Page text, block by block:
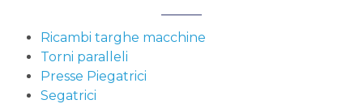
Ricambi targhe macchine
Torni paralleli
Presse Piegatrici
Segatrici